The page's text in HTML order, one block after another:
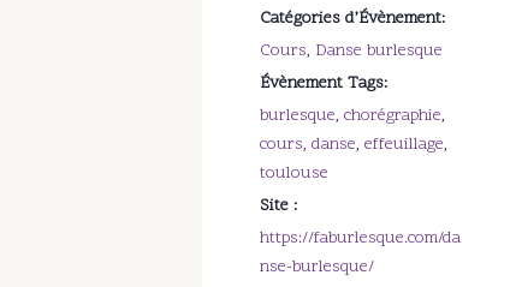
Catégories d’Évènement:
Cours, Danse burlesque
Évènement Tags:
burlesque, chorégraphie,
cours, danse, effeuillage,
toulouse
Site :
https://faburlesque.com/da
nse-burlesque/